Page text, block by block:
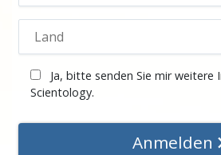
Ja, bitte senden Sie mir
Scientology.
Anmelden